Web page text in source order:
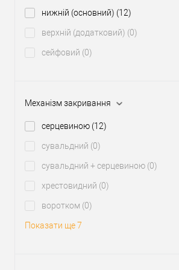
нижній (основний) (12)
верхній (додатковий) (0)
сейфовий (0)
Механізм закривання
серцевиною (12)
сувальдний (0)
сувальдний + серцевиною (0)
хрестовидний (0)
воротком (0)
Показати ще 7